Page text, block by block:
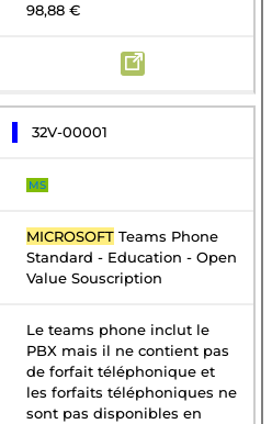
98,88 €
32V-00001
MS
MICROSOFT Teams Phone
Standard - Education - Open
Value Souscription
Le teams phone inclut le
PBX mais il ne contient pas
de forfait téléphonique et
les forfaits téléphoniques ne
sont pas disponibles en